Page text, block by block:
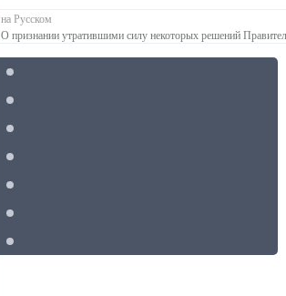
на Русском
О признании утратившими силу некоторых решений